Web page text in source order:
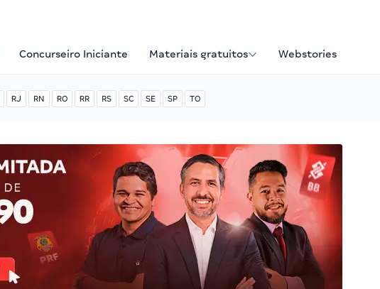
Concurseiro Iniciante Materiais gratuitos Webstories
RJ RN RO RR RS SC SE SP TO